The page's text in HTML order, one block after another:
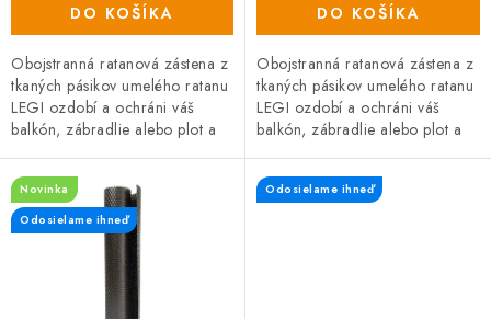
DO KOŠÍKA
Obojstranná ratanová zástena z
tkaných pásikov umelého ratanu
LEGI ozdobí a ochráni váš
balkón, zábradlie alebo plot a
Zástena má obojstrannú UV...
DO KOŠÍKA
Obojstranná ratanová zástena z
tkaných pásikov umelého ratanu
LEGI ozdobí a ochráni váš
balkón, zábradlie alebo plot a
Zástena má obojstrannú UV...
Novinka
Odosielame ihneď
Odosielame ihneď